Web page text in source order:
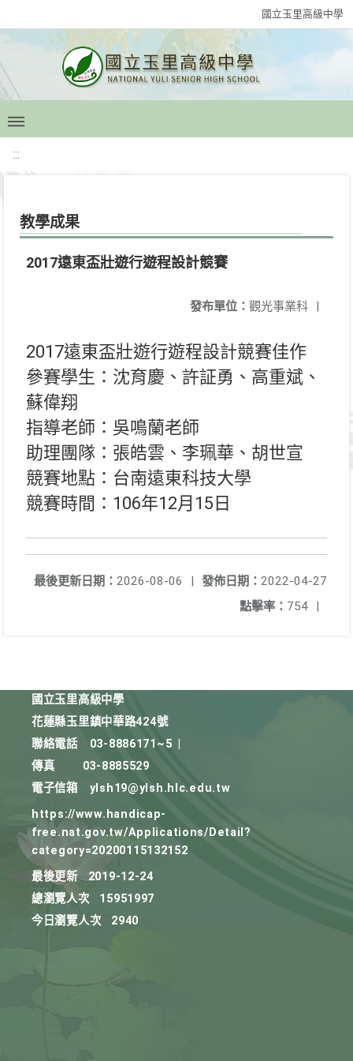
國立玉里高級中學
:::
教學成果
2017遠東盃壯遊行遊程設計競賽
發布單位： 觀光事業科 |
2017遠東盃壯遊行遊程設計競賽佳作
參賽學生：沈育慶、許証勇、高重斌、
蘇偉翔
指導老師：吳鳴蘭老師
助理團隊：張皓雲、李珮華、胡世宣
競賽地點：台南遠東科技大學
競賽時間：106年12月15日
發佈日期： 2022-04-27
最後更新日期： 2026-08-06
|
點擊率： 754 |
國立玉里高級中學
花蓮縣玉里鎮中華路424號
聯絡電話
03-8886171~5
傳真
03-8885529
電子信箱
ylsh19@ylsh.hlc.edu.tw
https://www.handicap-
free.nat.gov.tw/Applications/Detail?
category=20200115132152
最後更新
2019-12-24
總瀏覽人次
15951997
今日瀏覽人次
2940